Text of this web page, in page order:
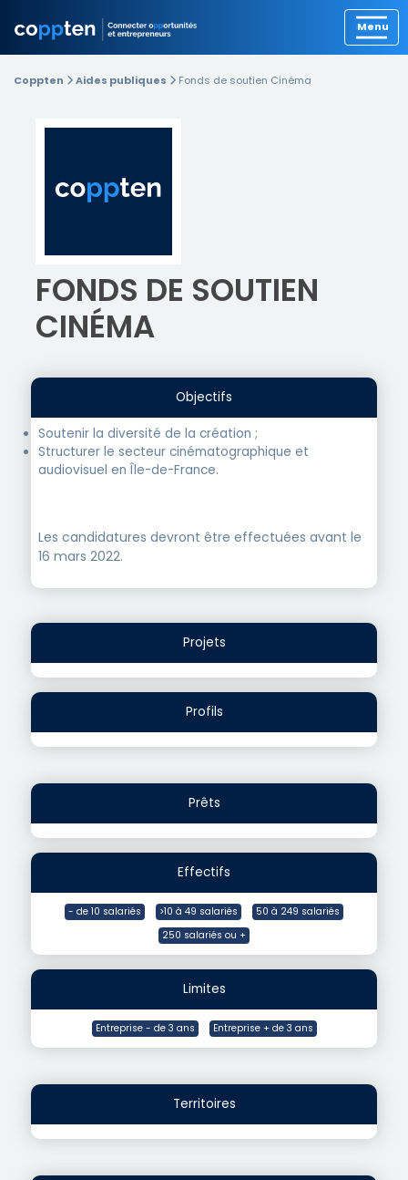
Précédent
Coppten Aides publiques Fonds de soutien Cinéma
FONDS DE SOUTIEN
CINÉMA
Objectifs
Soutenir la diversité de la création ;
Structurer le secteur cinématographique et
audiovisuel en Île-de-France.
Les candidatures devront être effectuées avant le
16 mars 2022.
Projets
Profils
Prêts
Effectifs
- de 10 salariés >10 à 49 salariés
50 à 249 salariés
250 salariés ou +
Limites
Entreprise - de 3 ans Entreprise + de 3 ans
Territoires